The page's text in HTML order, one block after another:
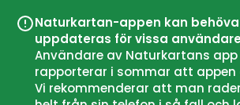
Naturkartan-appen kan behöva
uppdateras för vissa
Användare av Naturkartans
rapporterar i sommar att appen
Vi rekommenderar att man